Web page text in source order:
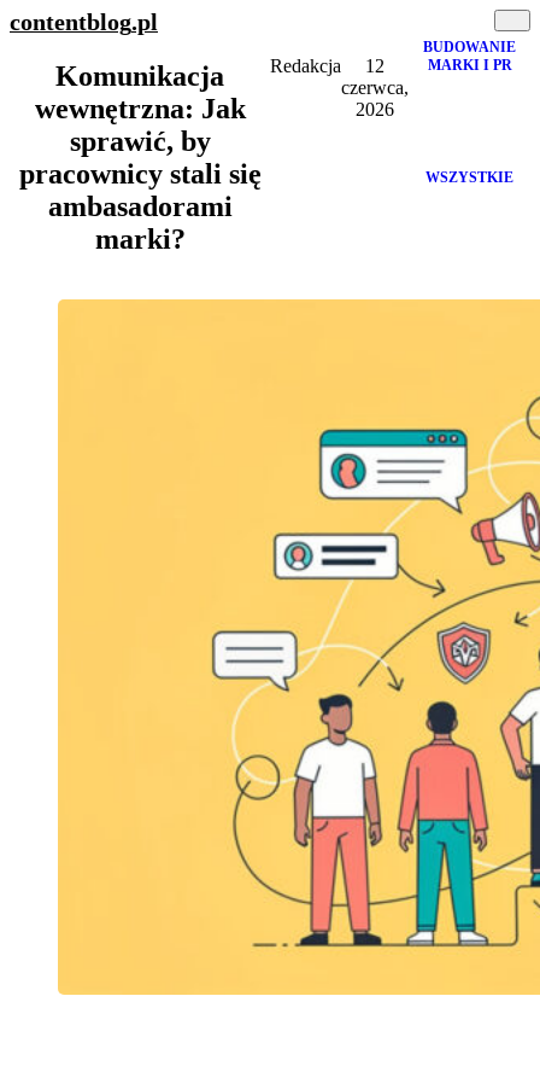
contentblog.pl
Komunikacja
wewnętrzna: Jak
sprawić, by
pracownicy stali się
ambasadorami
marki?
Redakcja
12
czerwca,
2026
BUDOWANIE
MARKI I PR
WSZYSTKIE